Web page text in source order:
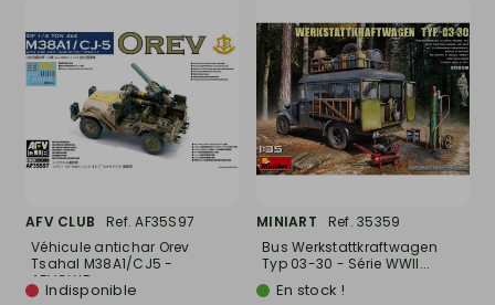
AFV CLUB
Ref. AF35S97
Véhicule antichar Orev
Tsahal M38A1/CJ5 -
AFVCLUB...
Indisponible
MINIART
Ref. 35359
Bus Werkstattkraftwagen
Typ 03-30 - Série WWII...
En stock !